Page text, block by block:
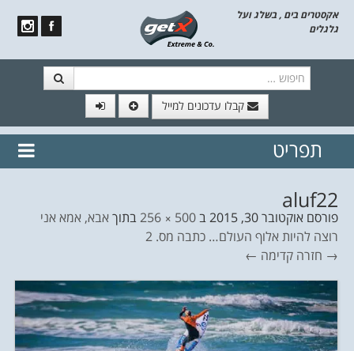
אקסטרים בים , בשלג ועל
גלגלים
קבלו עדכונים למייל
// הצטרף לרשימת תפוצה!
נשמח
תפריט
aluf22
פורסם אוקטובר 30, 2015 ב500 × 256 בתוךאבא, אמא אני
רוצה להיות אלוף העולם… כתבה מס. 2
→ חזרה קדימה ←